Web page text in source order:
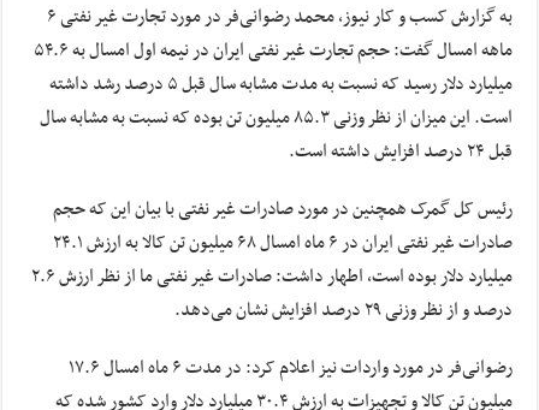
به گزارش کسب و کار نیوز، محمد رضوانی‌فر در مورد تجارت غیر نفتی ۶
ماهه امسال گفت: حجم تجارت غیر نفتی ایران در نیمه اول امسال به ۵۴.۶
میلیارد دلار رسید که نسبت به مدت مشابه سال قبل ۵ درصد رشد داشته
است. این میزان از نظر وزنی ۸۵.۳ میلیون تن بوده که نسبت به مشابه سال
قبل ۲۴ درصد افزایش داشته است.
رئیس کل گمرک همچنین در مورد صادرات غیر نفتی با بیان این که حجم
صادرات غیر نفتی ایران در ۶ ماه امسال ۶۸ میلیون تن کالا به ارزش ۲۴.۱
میلیارد دلار بوده است،‌ اطهار داشت: صادرات غیر نفتی ما از نظر ارزش ۲.۶
درصد و از نظر وزنی ۲۹ درصد افزایش نشان می‌دهد.
رضوانی‌فر در مورد واردات نیز اعلام کرد: در مدت ۶ ماه امسال ۱۷.۶
میلیون تن کالا و تجهیزات به ارزش ۳۰.۴ میلیارد دلار وارد کشور شده که